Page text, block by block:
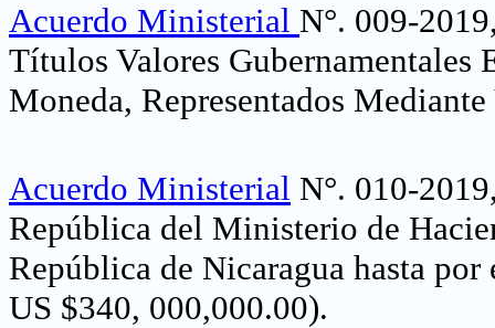
Acuerdo Ministerial N°. 009-
Títulos Valores Gubernamentales
Moneda, Representados
Acuerdo Ministerial N°. 010-
República del Ministerio de
República de Nicaragua hasta
US $340, 000,000.00).